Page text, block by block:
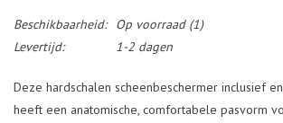
Beschikbaarheid: Op voorraad(1)
Levertijd:
1-2 dagen
Deze hardschalen scheenbeschermer inclusief
heeft een anatomische, comfortabele pasvorm